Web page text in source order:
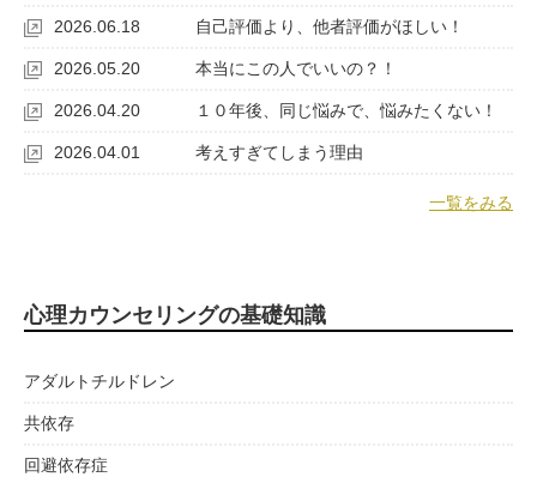
2026.06.18 自己評価より、他者評価がほしい！
2026.05.20 本当にこの人でいいの？！
2026.04.20 １０年後、同じ悩みで、悩みたくない！
2026.04.01 考えすぎてしまう理由
一覧をみる
心理カウンセリングの基礎知識
アダルトチルドレン
共依存
回避依存症